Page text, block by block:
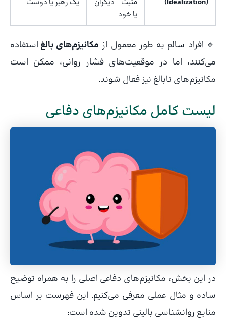
یا خود
🔹 افراد سالم به طور معمول از مکانیزم‌های بالغ استفاده
می‌کنند، اما در موقعیت‌های فشار روانی، ممکن است
مکانیزم‌های نابالغ نیز فعال شوند.
لیست کامل مکانیزم‌های دفاعی
در این بخش، مکانیزم‌های دفاعی اصلی را به همراه توضیح
ساده و مثال عملی معرفی می‌کنیم. این فهرست بر اساس
منابع روانشناسی بالینی تدوین شده است: